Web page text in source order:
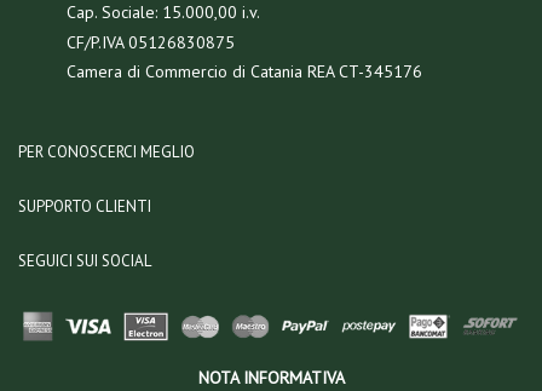
Cap. Sociale: 15.000,00 i.v.
CF/P.IVA 05126830875
Camera di Commercio di Catania REA CT-345176
PER CONOSCERCI MEGLIO
SUPPORTO CLIENTI
SEGUICI SUI SOCIAL
NOTA INFORMATIVA